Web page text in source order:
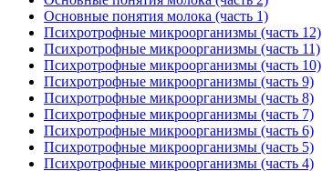
Основные понятия молока (часть 1)
Психротрофные микроорганизмы (часть 12)
Психротрофные микроорганизмы (часть 11)
Психротрофные микроорганизмы (часть 10)
Психротрофные микроорганизмы (часть 9)
Психротрофные микроорганизмы (часть 8)
Психротрофные микроорганизмы (часть 7)
Психротрофные микроорганизмы (часть 6)
Психротрофные микроорганизмы (часть 5)
Психротрофные микроорганизмы (часть 4)